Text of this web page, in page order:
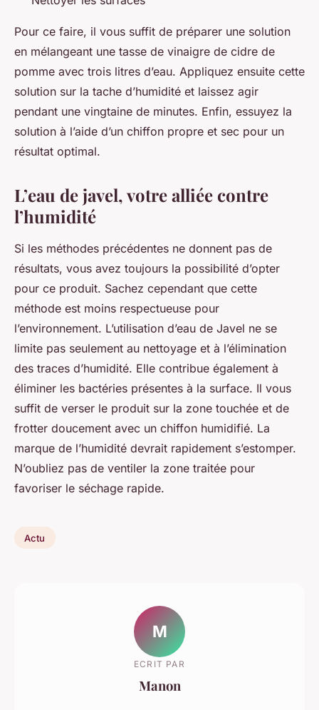
Pour ce faire, il vous suffit de préparer une solution
en mélangeant une tasse de vinaigre de cidre de
pomme avec trois litres d’eau. Appliquez ensuite cette
solution sur la tache d’humidité et laissez agir
pendant une vingtaine de minutes. Enfin, essuyez la
solution à l’aide d’un chiffon propre et sec pour un
résultat optimal.
L’eau de javel, votre alliée contre
l’humidité
Si les méthodes précédentes ne donnent pas de
résultats, vous avez toujours la possibilité d’opter
pour ce produit. Sachez cependant que cette
méthode est moins respectueuse pour
l’environnement. L’utilisation d’eau de Javel ne se
limite pas seulement au nettoyage et à l’élimination
des traces d’humidité. Elle contribue également à
éliminer les bactéries présentes à la surface. Il vous
suffit de verser le produit sur la zone touchée et de
frotter doucement avec un chiffon humidifié. La
marque de l’humidité devrait rapidement s’estomper.
N’oubliez pas de ventiler la zone traitée pour
favoriser le séchage rapide.
Actu
M
ECRIT PAR
Manon